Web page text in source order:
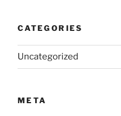
CATEGORIES
Uncategorized
META